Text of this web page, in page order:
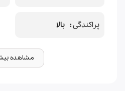
پراکندگی بالا
مشاهده